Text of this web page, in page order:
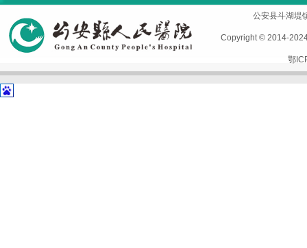
公安县斗湖
Copyright © 2014-
鄂